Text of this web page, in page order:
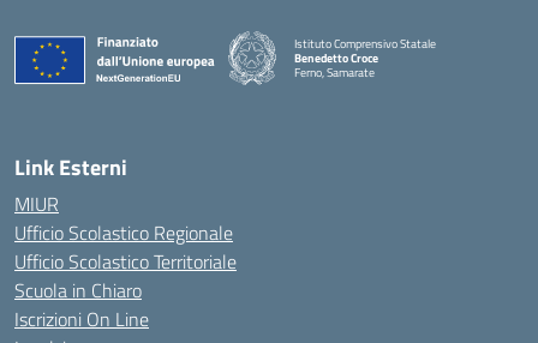
Istituto Comprensivo Statale
Benedetto Croce
Ferno, Samarate
Link Esterni
MIUR
Ufficio Scolastico Regionale
Ufficio Scolastico Territoriale
Scuola in Chiaro
Iscrizioni On Line